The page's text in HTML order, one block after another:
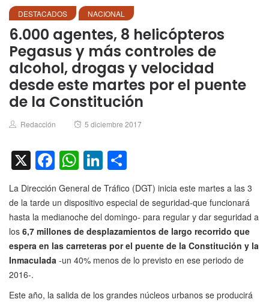
DESTACADOS NACIONAL
6.000 agentes, 8 helicópteros
Pegasus y más controles de
alcohol, drogas y velocidad
desde este martes por el puente
de la Constitución
Author
Redacción
Posted
5 diciembre 2017
X Facebook
WhatsApp
LinkedIn
La Dirección General de Tráfico (DGT) inicia este martes a las 3
de la tarde un dispositivo especial de seguridad-que funcionará
hasta la medianoche del domingo- para regular y dar seguridad a
los 6,7 millones de desplazamientos de largo recorrido que
espera en las carreteras por el puente de la Constitución y la
Inmaculada -un 40% menos de lo previsto en ese periodo de
2016-.
Este año, la salida de los grandes núcleos urbanos se producirá